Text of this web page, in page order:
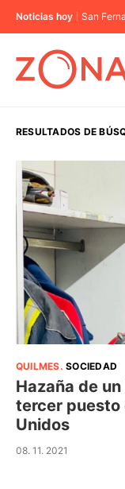
Noticias hoy San
CABA
BUENOS AIRES
PROVINCIAS
ELECCIONES 2023
RESULTADOS DE
QUILMES.SOCIEDAD
Hazaña de
tercer puesto
Unidos
08. 11. 2021